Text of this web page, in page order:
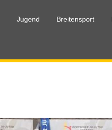
Jugend Breitensport